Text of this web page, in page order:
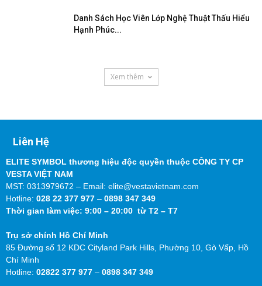
Danh Sách Học Viên Lớp Nghệ Thuật Thấu Hiểu
Hạnh Phúc...
Xem thêm
Liên Hệ
ELITE SYMBOL thương hiệu độc quyền thuộc CÔNG TY CP
VESTA VIỆT NAM
MST: 0313979672 – Email: elite@vestavietnam.com
Hotline: 028 22 377 977 – 0898 347 349
Thời gian làm việc: 9:00 – 20:00 từ T2 – T7
Trụ sở chính Hồ Chí Minh
85 Đường số 12 KDC Cityland Park Hills, Phường 10, Gò Vấp, Hồ
Chí Minh
Hotline: 02822 377 977 – 0898 347 349